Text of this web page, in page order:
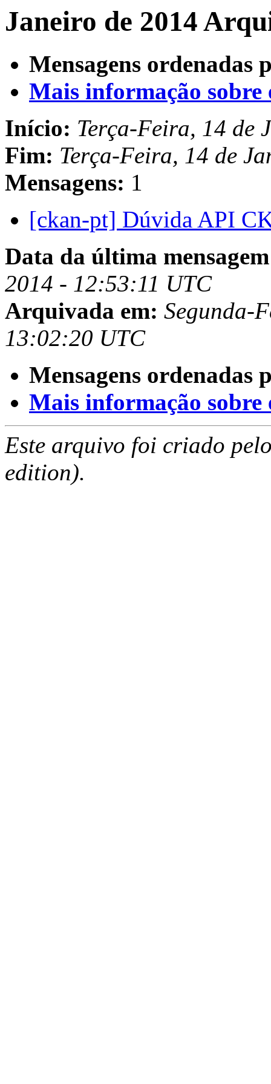
Janeiro de 2014
Mensagens ordenadas
Mais informação sobre
Início: Terça-Feira, 14 de
Fim: Terça-Feira, 14 de
Mensagens: 1
[ckan-pt] Dúvida API
Data da última
2014 - 12:53:11 UTC
Arquivada em: Segunda-
13:02:20 UTC
Mensagens ordenadas
Mais informação sobre
Este arquivo foi criado
edition).